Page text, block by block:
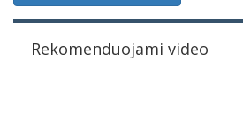
Rekomenduojami video